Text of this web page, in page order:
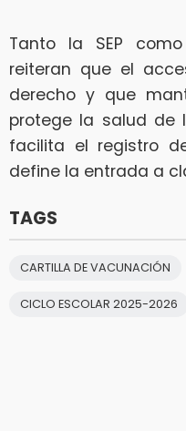
Tanto la SEP
reiteran que el
derecho y que
protege la salud de
facilita el registro
define la entrada a
TAGS
CARTILLA DE VACUNACIÓN
CICLO ESCOLAR 2025-2026